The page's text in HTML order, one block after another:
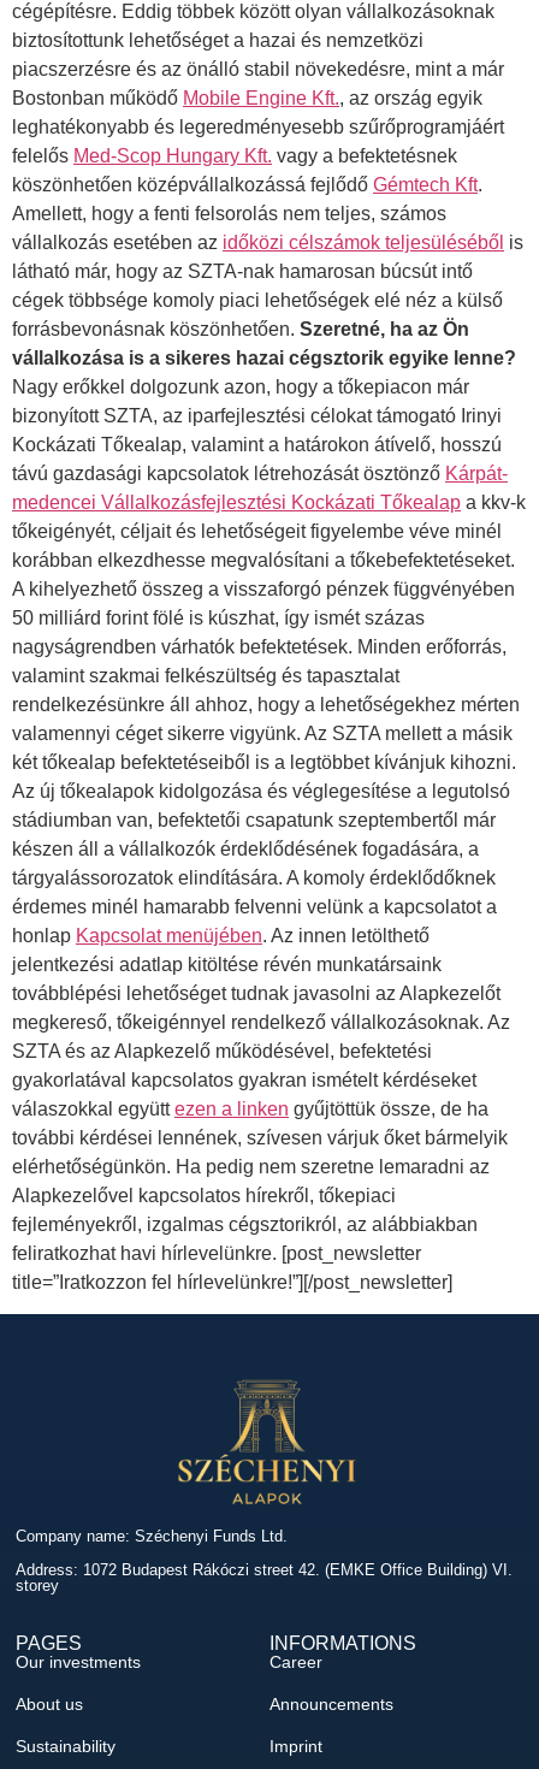
cégépítésre. Eddig többek között olyan vállalkozásoknak
biztosítottunk lehetőséget a hazai és nemzetközi
piacszerzésre és az önálló stabil növekedésre, mint a már
Bostonban működő Mobile Engine Kft., az ország egyik
leghatékonyabb és legeredményesebb szűrőprogramjáért
felelős Med-Scop Hungary Kft. vagy a befektetésnek
köszönhetően középvállalkozássá fejlődő Gémtech Kft.
Amellett, hogy a fenti felsorolás nem teljes, számos
vállalkozás esetében az időközi célszámok teljesüléséből is
látható már, hogy az SZTA-nak hamarosan búcsút intő
cégek többsége komoly piaci lehetőségek elé néz a külső
forrásbevonásnak köszönhetően. Szeretné, ha az Ön
vállalkozása is a sikeres hazai cégsztorik egyike lenne?
Nagy erőkkel dolgozunk azon, hogy a tőkepiacon már
bizonyított SZTA, az iparfejlesztési célokat támogató Irinyi
Kockázati Tőkealap, valamint a határokon átívelő, hosszú
távú gazdasági kapcsolatok létrehozását ösztönző Kárpát-
medencei Vállalkozásfejlesztési Kockázati Tőkealap a kkv-k
tőkeigényét, céljait és lehetőségeit figyelembe véve minél
korábban elkezdhesse megvalósítani a tőkebefektetéseket.
A kihelyezhető összeg a visszaforgó pénzek függvényében
50 milliárd forint fölé is kúszhat, így ismét százas
nagyságrendben várhatók befektetések. Minden erőforrás,
valamint szakmai felkészültség és tapasztalat
rendelkezésünkre áll ahhoz, hogy a lehetőségekhez mérten
valamennyi céget sikerre vigyünk. Az SZTA mellett a másik
két tőkealap befektetéseiből is a legtöbbet kívánjuk kihozni.
Az új tőkealapok kidolgozása és véglegesítése a legutolsó
stádiumban van, befektetői csapatunk szeptembertől már
készen áll a vállalkozók érdeklődésének fogadására, a
tárgyalássorozatok elindítására. A komoly érdeklődőknek
érdemes minél hamarabb felvenni velünk a kapcsolatot a
honlap Kapcsolat menüjében. Az innen letölthető
jelentkezési adatlap kitöltése révén munkatársaink
továbblépési lehetőséget tudnak javasolni az Alapkezelőt
megkereső, tőkeigénnyel rendelkező vállalkozásoknak. Az
SZTA és az Alapkezelő működésével, befektetési
gyakorlatával kapcsolatos gyakran ismételt kérdéseket
válaszokkal együttezen a linken gyűjtöttük össze, de ha
további kérdései lennének, szívesen várjuk őket bármelyik
elérhetőségünkön. Ha pedig nem szeretne lemaradni az
Alapkezelővel kapcsolatos hírekről, tőkepiaci
fejleményekről, izgalmas cégsztorikról, az alábbiakban
feliratkozhat havi hírlevelünkre. [post_newsletter
title=”Iratkozzon fel hírlevelünkre!”][/post_newsletter]
Company name: Széchenyi Funds Ltd.
Address: 1072 Budapest Rákóczi street 42. (EMKE Office Building) VI.
storey
PAGES
Our investments
About us
Sustainability
INFORMATIONS
Career
Announcements
Imprint